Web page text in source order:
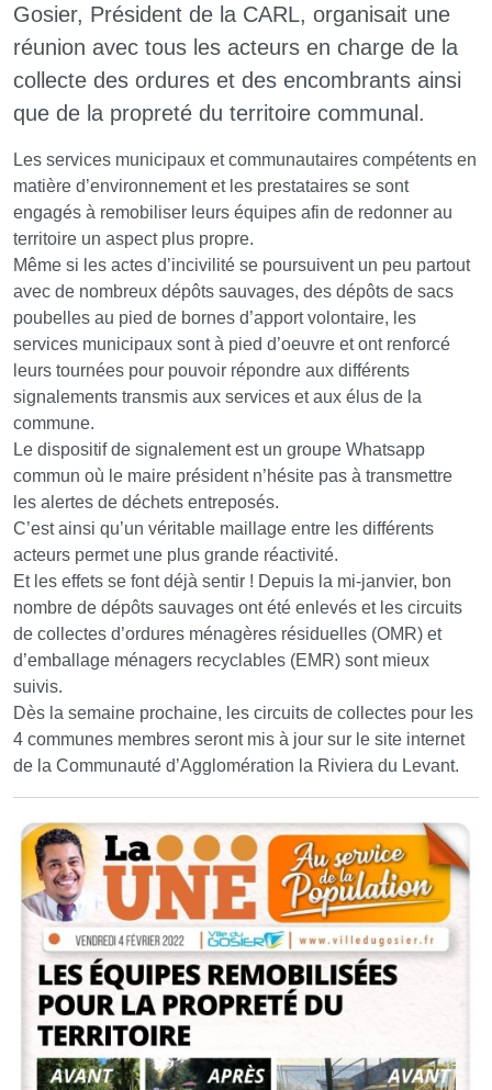
Gosier, Président de la CARL, organisait une
réunion avec tous les acteurs en charge de la
collecte des ordures et des encombrants ainsi
que de la propreté du territoire communal.
Les services municipaux et communautaires compétents en
matière d’environnement et les prestataires se sont
engagés à remobiliser leurs équipes afin de redonner au
territoire un aspect plus propre.
Même si les actes d’incivilité se poursuivent un peu partout
avec de nombreux dépôts sauvages, des dépôts de sacs
poubelles au pied de bornes d’apport volontaire, les
services municipaux sont à pied d’oeuvre et ont renforcé
leurs tournées pour pouvoir répondre aux différents
signalements transmis aux services et aux élus de la
commune.
Le dispositif de signalement est un groupe Whatsapp
commun où le maire président n’hésite pas à transmettre
les alertes de déchets entreposés.
C’est ainsi qu’un véritable maillage entre les différents
acteurs permet une plus grande réactivité.
Et les effets se font déjà sentir ! Depuis la mi-janvier, bon
nombre de dépôts sauvages ont été enlevés et les circuits
de collectes d’ordures ménagères résiduelles (OMR) et
d’emballage ménagers recyclables (EMR) sont mieux
suivis.
Dès la semaine prochaine, les circuits de collectes pour les
4 communes membres seront mis à jour sur le site internet
de la Communauté d’Agglomération la Riviera du Levant.